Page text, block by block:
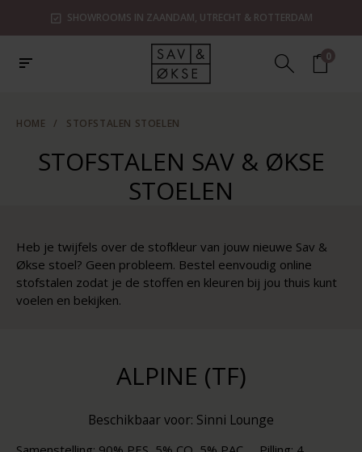
SHOWROOMS IN ZAANDAM, UTRECHT & ROTTERDAM
0
HOME / STOFSTALEN STOELEN
STOFSTALEN SAV & ØKSE
STOELEN
Heb je twijfels over de stofkleur van jouw nieuwe Sav &
Økse stoel? Geen probleem. Bestel eenvoudig online
stofstalen zodat je de stoffen en kleuren bij jou thuis kunt
voelen en bekijken.
ALPINE (TF)
Beschikbaar voor: Sinni Lounge